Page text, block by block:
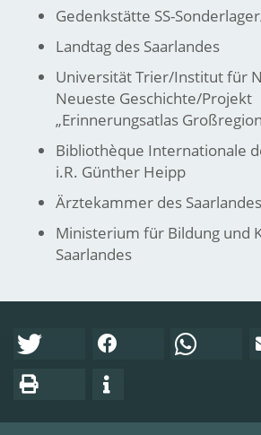
Gedenkstätte SS-
Landtag des Saarlandes
Universität Trier/Institut für
Neueste Geschichte/Projekt
„Erinnerungsatlas
Bibliothèque Internationale
i.R. Günther Heipp
Ärztekammer des Saarlandes
Ministerium für Bildung und
Saarlandes